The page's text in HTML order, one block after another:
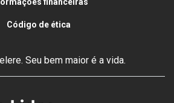
Código de ética
Seu bem maior é a vida.